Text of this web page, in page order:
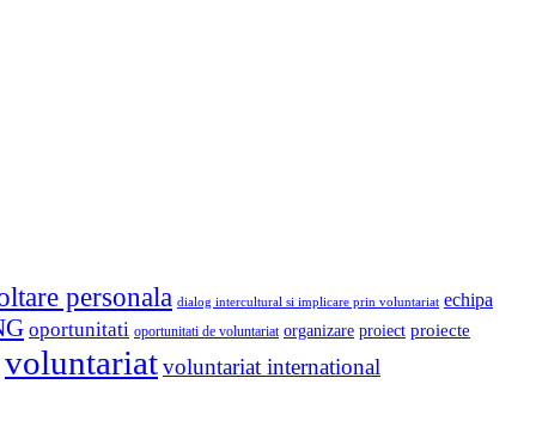
personala dialog intercultural si implicare prin voluntariat echipa
oportunitati oportunitati de voluntariat organizare proiect proiecte
voluntariatvoluntariat international